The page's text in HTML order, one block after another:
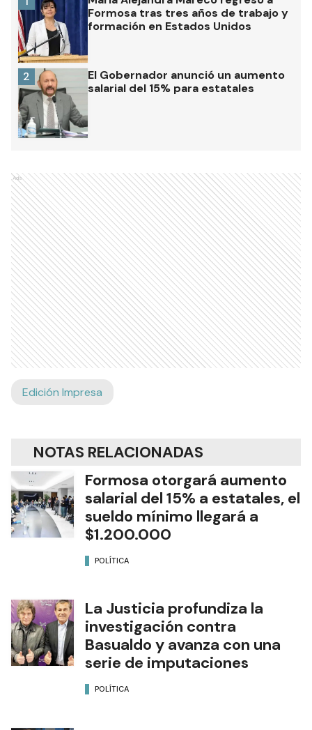
Formosa tras tres años de trabajo y
formación en Estados Unidos
El Gobernador anunció un aumento
salarial del 15% para estatales
2
Ads
Edición Impresa
NOTAS RELACIONADAS
Formosa otorgará aumento
salarial del 15% a estatales, el
sueldo mínimo llegará a
$1.200.000
POLÍTICA
La Justicia profundiza la
investigación contra
Basualdo y avanza con una
serie de imputaciones
POLÍTICA